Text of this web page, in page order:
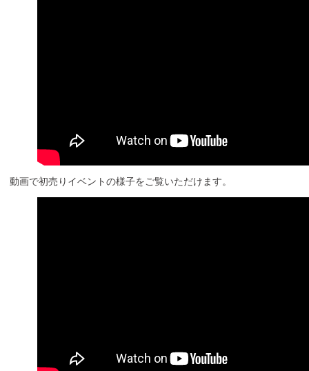
動画で初売りイベントの様子をご覧いただけます。